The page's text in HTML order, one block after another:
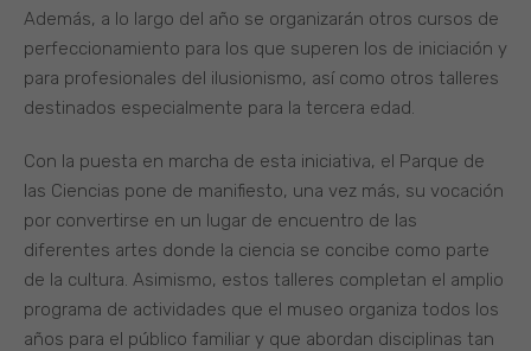
Además, a lo largo del año se organizarán otros cursos de
perfeccionamiento para los que superen los de iniciación y
para profesionales del ilusionismo, así como otros talleres
destinados especialmente para la tercera edad.
Con la puesta en marcha de esta iniciativa, el Parque de
las Ciencias pone de manifiesto, una vez más, su vocación
por convertirse en un lugar de encuentro de las
diferentes artes donde la ciencia se concibe como parte
de la cultura. Asimismo, estos talleres completan el amplio
programa de actividades que el museo organiza todos los
años para el público familiar y que abordan disciplinas tan